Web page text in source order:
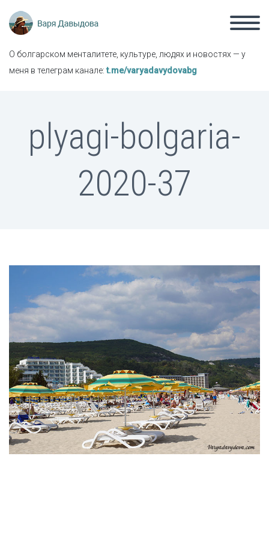
О болгарском менталитете, культуре, людях и новостях — у
меня в телеграм канале:t.me/varyadavydovabg
plyagi-bolgaria-
2020-37